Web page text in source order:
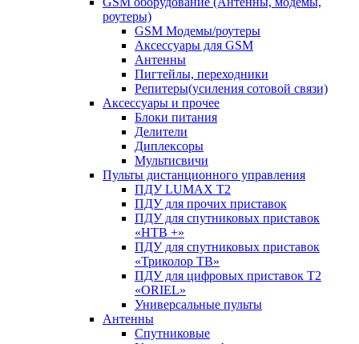
роутеры)
GSM Модемы/роутеры
Аксессуары для GSM
Антенны
Пигтейлы, переходники
Репитеры(усиления сотовой связи)
Аксессуары и прочее
Блоки питания
Делители
Диплексоры
Мультисвичи
Пульты дистанционного управления
ПДУ LUMAX Т2
ПДУ для прочих приставок
ПДУ для спутниковых приставок
«НТВ +»
ПДУ для спутниковых приставок
«Триколор ТВ»
ПДУ для цифровых приставок Т2
«ORIEL»
Универсальные пульты
Антенны
Спутниковые